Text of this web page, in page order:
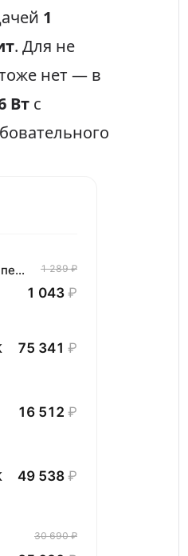
1
. Для не
нет — в
Вт с
Комплект хлопковых кухонных полотенец 4 шт, Pragma Rumlup, переменчивый белый 1 289 ₽
1 043 ₽
75 341 ₽
16 512 ₽
49 538 ₽
30 690 ₽